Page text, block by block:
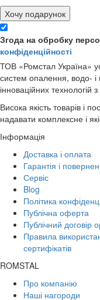
Хочу подарунок
Згода на обробку
конфіденційності
ТОВ «Ромстал Україна»
систем опалення, водо- і
інноваційних технологій
Висока якість товарів і
надавати комплексне і
Інформація
Доставка і оплата
Гарантія і
Сервіс
Blog
Політика
Публічна оферта
Публічний договір
Правила
сертифікатів
ROMSTAL
Про компанію
Наші нагороди